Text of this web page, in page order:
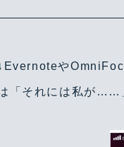
や
「それには私が……